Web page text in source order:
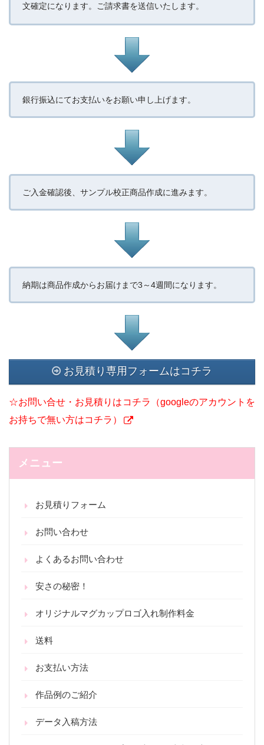
文確定になります。ご請求書を送信いたします。
銀行振込にてお支払いをお願い申し上げます。
ご入金確認後、サンプル校正商品作成に進みます。
納期は商品作成からお届けまで3～4週間になります。
お見積り専用フォームはコチラ
☆お問い合せ・お見積りはコチラ（googleのアカウントを
お持ちで無い方はコチラ）
メニュー
お見積りフォーム
お問い合わせ
よくあるお問い合わせ
安さの秘密！
オリジナルマグカップロゴ入れ制作料金
送料
お支払い方法
作品例のご紹介
データ入稿方法